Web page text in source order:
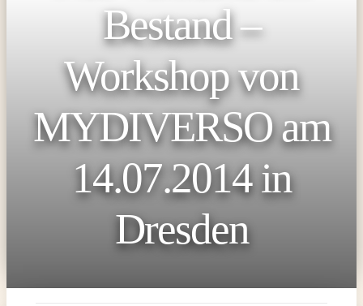
Bestand –
Workshop von
MYDIVERSO am
14.07.2014 in
Dresden